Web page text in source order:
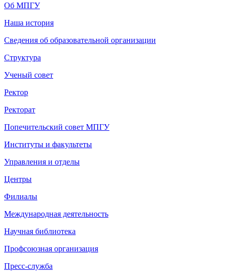
Об МПГУ
Наша история
Сведения об образовательной организации
Структура
Ученый совет
Ректор
Ректорат
Попечительский совет МПГУ
Институты и факультеты
Управления и отделы
Центры
Филиалы
Международная деятельность
Научная библиотека
Профсоюзная организация
Пресс-служба